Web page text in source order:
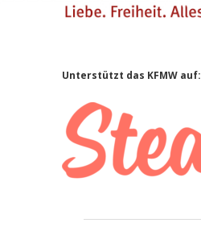
Sidebar
Unterstützt das KFMW auf: